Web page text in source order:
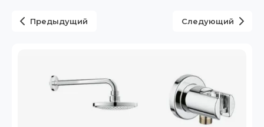
Предыдущий Следующий